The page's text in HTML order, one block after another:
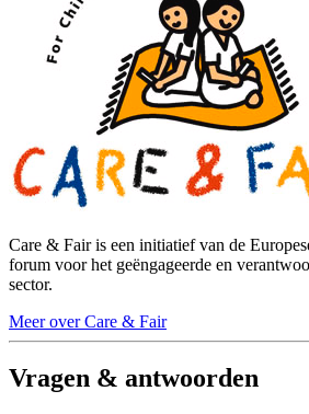
Care & Fair is een initiatief van de
forum voor het geëngageerde en
sector.
Meer over Care & Fair
Vragen & antwoorden